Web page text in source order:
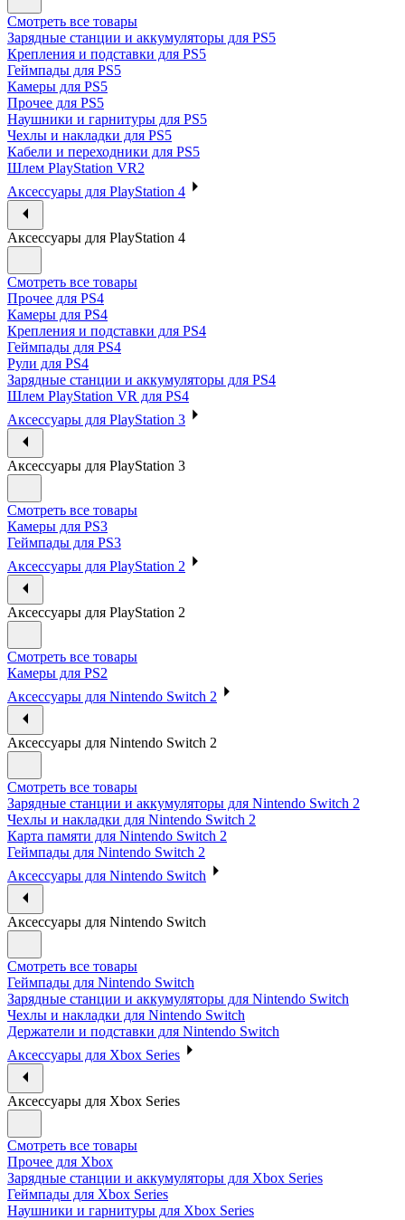
Смотреть все товары
Зарядные станции и аккумуляторы для PS5
Крепления и подставки для PS5
Геймпады для PS5
Камеры для PS5
Прочее для PS5
Наушники и гарнитуры для PS5
Чехлы и накладки для PS5
Кабели и переходники для PS5
Шлем PlayStation VR2
Аксессуары для PlayStation 4
Аксессуары для PlayStation 4
Смотреть все товары
Прочее для PS4
Камеры для PS4
Крепления и подставки для PS4
Геймпады для PS4
Рули для PS4
Зарядные станции и аккумуляторы для PS4
Шлем PlayStation VR для PS4
Аксессуары для PlayStation 3
Аксессуары для PlayStation 3
Смотреть все товары
Камеры для PS3
Геймпады для PS3
Аксессуары для PlayStation 2
Аксессуары для PlayStation 2
Смотреть все товары
Камеры для PS2
Аксессуары для Nintendo Switch 2
Аксессуары для Nintendo Switch 2
Смотреть все товары
Зарядные станции и аккумуляторы для Nintendo Switch 2
Чехлы и накладки для Nintendo Switch 2
Карта памяти для Nintendo Switch 2
Геймпады для Nintendo Switch 2
Аксессуары для Nintendo Switch
Аксессуары для Nintendo Switch
Смотреть все товары
Геймпады для Nintendo Switch
Зарядные станции и аккумуляторы для Nintendo Switch
Чехлы и накладки для Nintendo Switch
Держатели и подставки для Nintendo Switch
Аксессуары для Xbox Series
Аксессуары для Xbox Series
Смотреть все товары
Прочее для Xbox
Зарядные станции и аккумуляторы для Xbox Series
Геймпады для Xbox Series
Наушники и гарнитуры для Xbox Series